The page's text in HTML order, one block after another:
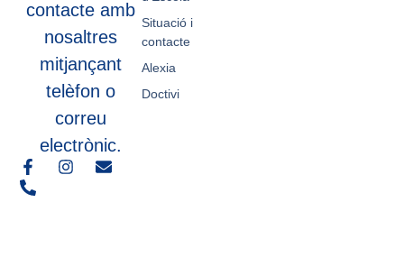
contacte amb
nosaltres
mitjançant
telèfon o
correu
electrònic.
Situació i
contacte
Alexia
Doctivi